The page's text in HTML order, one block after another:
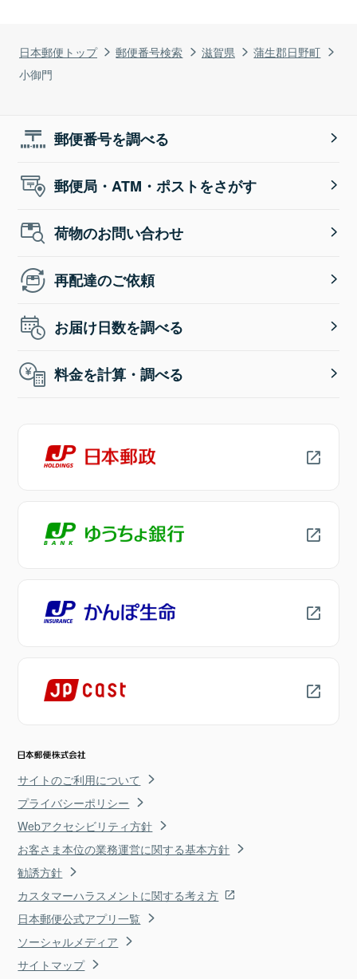
日本郵便トップ 郵便番号検索 滋賀県
蒲生郡日野町
小御門
郵便番号を調べる
郵便局・ATM・ポストをさがす
荷物のお問い合わせ
再配達のご依頼
お届け日数を調べる
料金を計算・調べる
サイトのご利用について
プライバシーポリシー
Webアクセシビリティ方針
お客さま本位の業務運営に関する基本方針
勧誘方針
カスタマーハラスメントに関する考え方
日本郵便公式アプリ一覧
ソーシャルメディア
サイトマップ